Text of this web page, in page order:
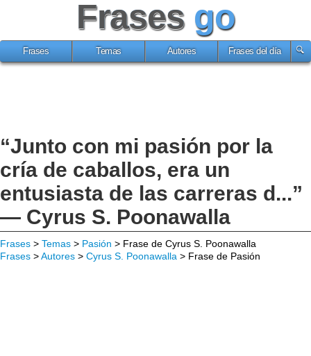
Frases go
Frases Temas Autores Frases del día
“Junto con mi pasión por la
cría de caballos, era un
entusiasta de las carreras d...”
— Cyrus S. Poonawalla
Frases > Temas > Pasión > Frase de Cyrus S. Poonawalla
Frases >Autores > Cyrus S. Poonawalla > Frase de Pasión